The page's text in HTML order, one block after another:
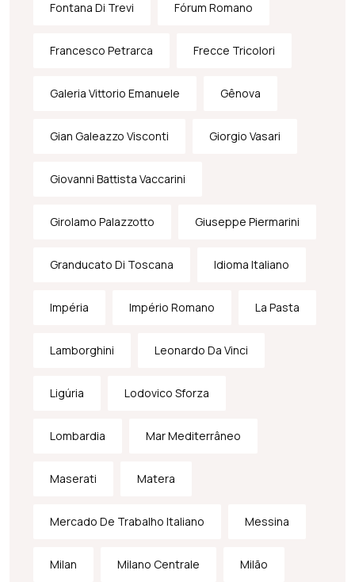
Fontana Di Trevi Fórum Romano
Francesco Petrarca Frecce Tricolori
Galeria Vittorio Emanuele Gênova
Gian Galeazzo Visconti Giorgio Vasari
Giovanni Battista Vaccarini
Girolamo Palazzotto Giuseppe Piermarini
Granducato Di Toscana Idioma Italiano
Impéria Império Romano La Pasta
Lamborghini Leonardo Da Vinci
Ligúria Lodovico Sforza
Lombardia Mar Mediterrâneo
Maserati Matera
Mercado De Trabalho Italiano Messina
Milan Milano Centrale Milão